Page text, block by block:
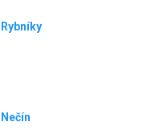
Rybníky
Nečín